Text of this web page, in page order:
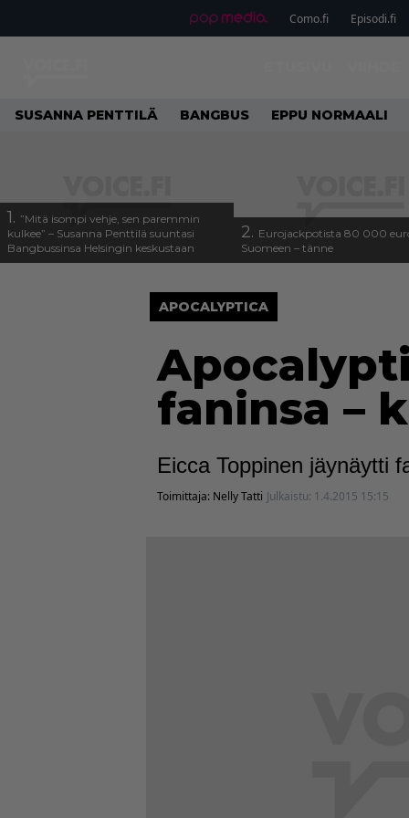
Como.fi Episodi.fi
SUSANNA PENTTILÄ BANGBUS EPPU NORMAALI
1. ”Mitä isompi vehje, sen paremmin
kulkee” – Susanna Penttilä suuntasi
Bangbussinsa Helsingin keskustaan
2. Eurojackpotista 80 000
Suomeen – tänne
APOCALYPTICA
faninsa –
Eicca Toppinen jäynäytti
Toimittaja: Nelly Tatti Julkaistu: 1.4.2015 15:15